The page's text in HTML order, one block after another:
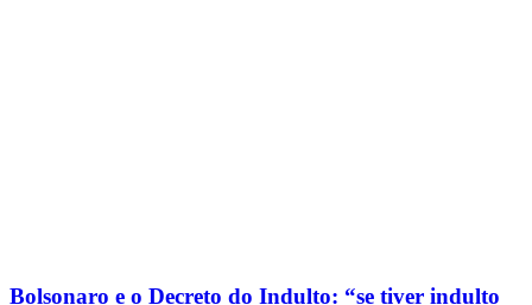
Bolsonaro e o Decreto do Indulto: “se tiver indulto